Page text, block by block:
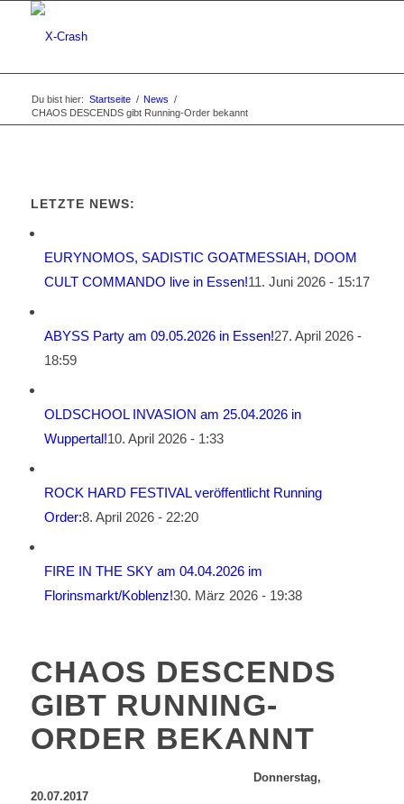
Du bist hier: Startseite / News /
CHAOS DESCENDS gibt Running-Order bekannt
LETZTE NEWS:
EURYNOMOS, SADISTIC GOATMESSIAH, DOOM
CULT COMMANDO live in Essen!11. Juni 2026 - 15:17
ABYSS Party am 09.05.2026 in Essen!27. April 2026 -
18:59
OLDSCHOOL INVASION am 25.04.2026 in
Wuppertal!10. April 2026 - 1:33
ROCK HARD FESTIVAL veröffentlicht Running
Order:8. April 2026 - 22:20
FIRE IN THE SKY am 04.04.2026 im
Florinsmarkt/Koblenz!30. März 2026 - 19:38
CHAOS DESCENDS
GIBT RUNNING-
ORDER BEKANNT
Donnerstag,
20.07.2017